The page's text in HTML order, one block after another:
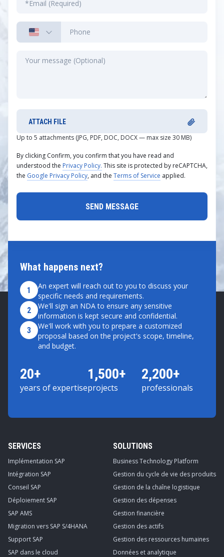
What happens next?
1
An expert will reach out to you to discuss your
specific needs and requirements.
2
We'll sign an NDA to ensure any sensitive
information is kept secure and confidential.
3
We'll work with you to prepare a customized
proposal based on the project's scope, timeline,
and budget.
20+
years of expertise
1,500+
projects
2,200+
professionals
ATTACH FILE
Up to 5 attachments (JPG, PDF, DOC, DOCX — max size 30 MB)
By clicking Confirm, you confirm that you have read and
understood the Privacy Policy. This site is protected by reCAPTCHA,
the Google Privacy Policy, and the Terms of Service applied.
SERVICES
Implémentation SAP
Intégration SAP
Conseil SAP
Déploiement SAP
SAP AMS
Migration vers SAP S/4HANA
Support SAP
SAP dans le cloud
SOLUTIONS
Business Technology Platform
Gestion du cycle de vie des produits
Gestion de la chaîne logistique
Gestion des dépenses
Gestion financière
Gestion des actifs
Gestion des ressources humaines
Données et analytique